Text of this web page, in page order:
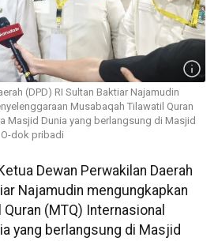
(DPD) RI Sultan Baktiar Najamudin
Musabaqah Tilawatil Quran
Masjid Dunia yang berlangsung di Masjid
dok pribadi
Dewan Perwakilan Daerah
Najamudin mengungkapkan
(MTQ) Internasional
yang berlangsung di Masjid